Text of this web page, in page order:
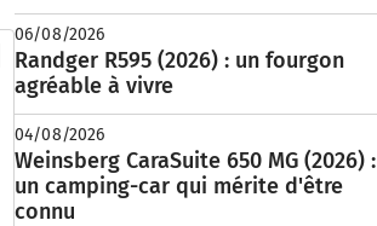
06/08/2026
Randger R595 (2026) : un fourgon
agréable à vivre
04/08/2026
Weinsberg CaraSuite 650 MG (2026) :
un camping-car qui mérite d'être
connu